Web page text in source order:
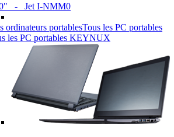
- Jet I-NMM0
Tous les PC portables
les PC portables KEYNUX